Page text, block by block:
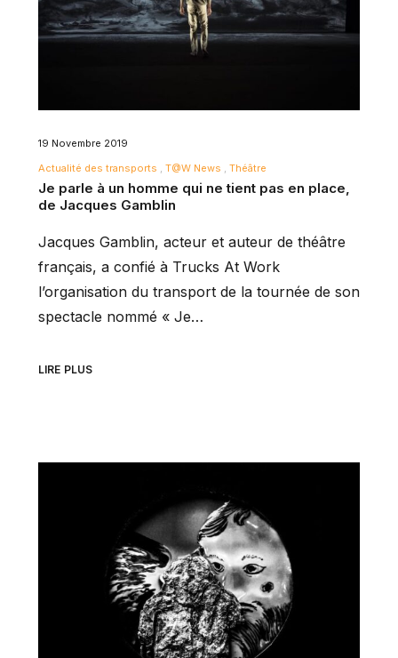
19 Novembre 2019
Actualité des transports
T@W News Théâtre
Je parle à un homme qui ne tient pas en place,
de Jacques Gamblin
Jacques Gamblin, acteur et auteur de théâtre
français, a confié à Trucks At Work
l’organisation du transport de la tournée de son
spectacle nommé « Je…
LIRE PLUS